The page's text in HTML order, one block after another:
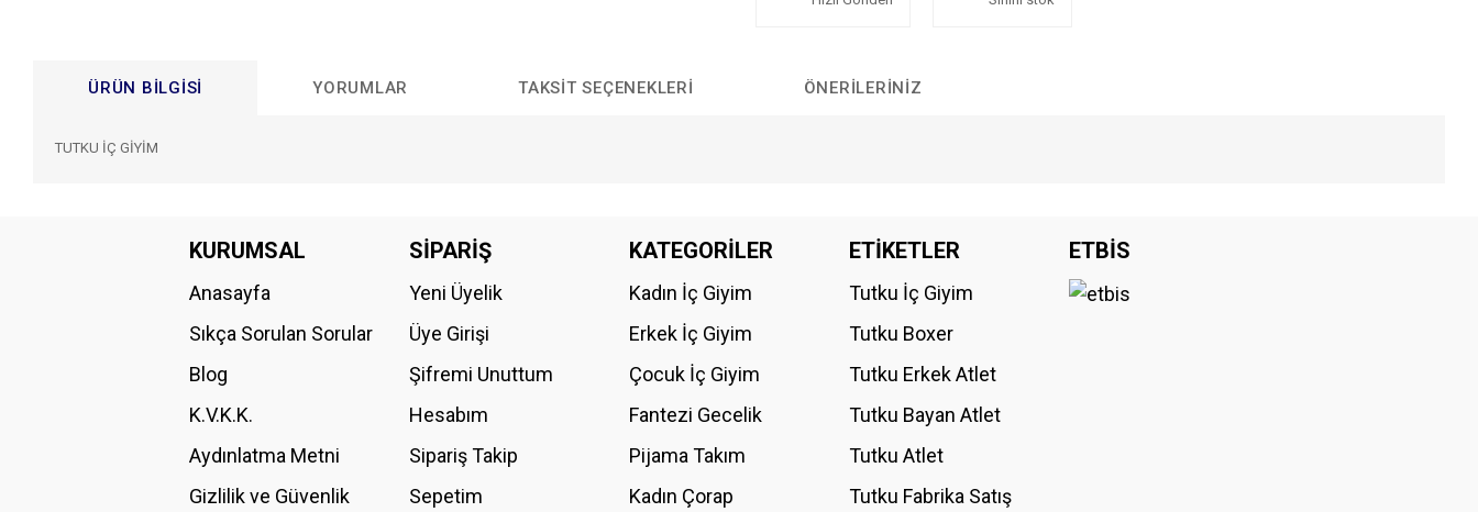
ÜRÜN BILGISI YORUMLAR TAKSIT SEÇENEKLERI ÖNERILERINIZ
TUTKU İÇ GİYİM
Bu ürüne ilk yorumu siz yapın!
Ürün resmi kalitesiz, bozuk veya görüntülenemiyor.
Ürün fiyatı diğer sitelerden daha pahalı.
Bu ürüne benzer farklı alternatifler olmalı.
KURUMSAL
Anasayfa
Sıkça Sorulan Sorular
Blog
K.V.K.K.
Aydınlatma Metni
Gizlilik ve Güvenlik
SİPARİŞ
Yeni Üyelik
Üye Girişi
Şifremi Unuttum
Hesabım
Sipariş Takip
Sepetim
KATEGORİLER
Kadın İç Giyim
Erkek İç Giyim
Çocuk İç Giyim
Fantezi Gecelik
Pijama Takım
Kadın Çorap
ETİKETLER
Tutku İç Giyim
Tutku Boxer
Tutku Erkek Atlet
Tutku Bayan Atlet
Tutku Atlet
Tutku Fabrika Satış
ETBİS